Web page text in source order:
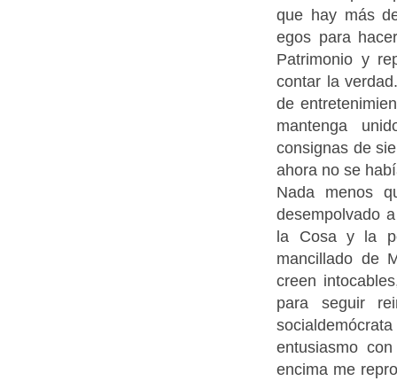
que hay más
egos para
Patrimonio y
contar la
de
mantenga
consignas de
ahora no se
Nada menos
desempolvado
la Cosa y la
mancillado de
creen
para seguir
entusiasmo
encima me